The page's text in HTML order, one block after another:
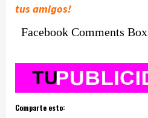
tus amigos!
Facebook Comments Box
Comparte esto: